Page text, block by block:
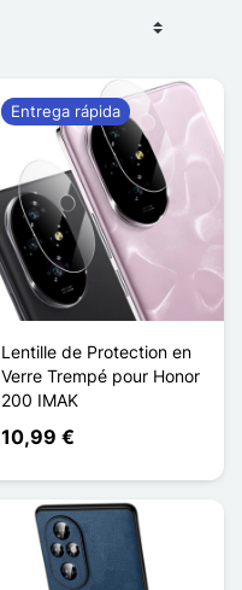
Lentille de Protection en
Verre Trempé pour Honor
200 IMAK
10,99 €
Entrega rápida